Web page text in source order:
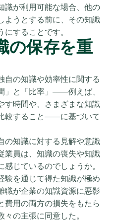
識が利用可能な場合、他の
ようとする前に、その知識
することです。
の保存を重
自の知識や効率性に関する
」と「比率」――例えば、
す時間や、さまざまな知識
較すること――に基づいて
の知識に対する見解や意識
業員は、知識の喪失や知識
じているのでしょうか。
験を通じて得た知識が極め
職が企業の知識資源に悪影
費用の両方の損失をもたら
の主張に同意した。